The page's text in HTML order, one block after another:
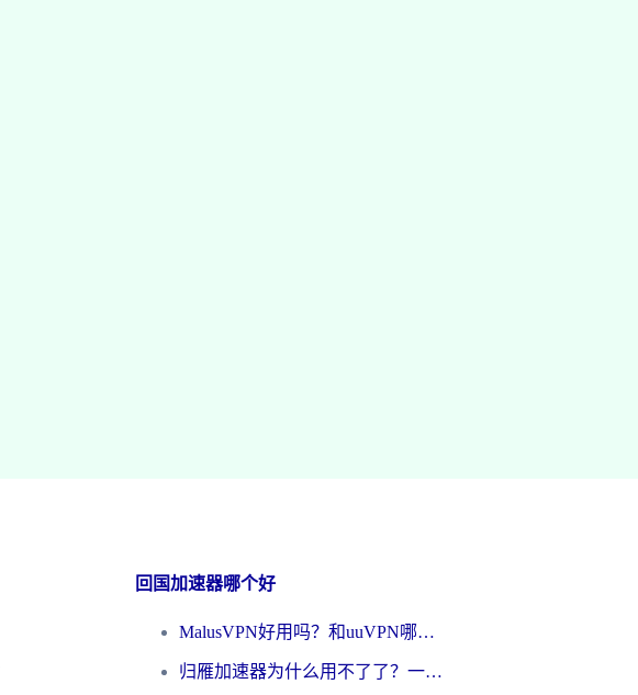
回国加速器哪个好
MalusVPN好用吗？和uuVPN哪个好？海外党无缝访问国内资源的真实对比与选择指南
归雁加速器为什么用不了了？一位海外游子的真实困惑与技术解答